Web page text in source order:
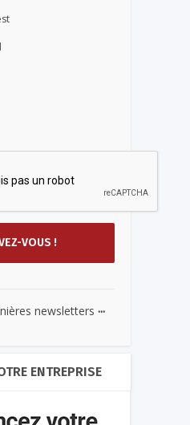
newsletters ...
ENTREPRISE